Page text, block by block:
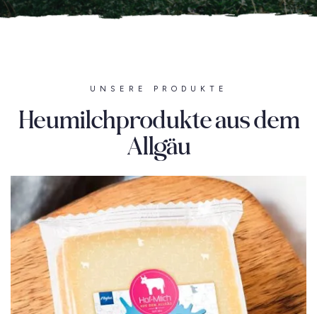
UNSERE PRODUKTE
Heumilchprodukte aus dem
Allgäu